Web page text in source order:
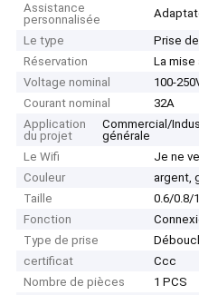
Assistance
personnalisée
Le type
Prise
Réservation
La mise
Voltage nominal
100-
Courant nominal
32A
Application
du projet
Commercial/
générale
Le Wifi
Je ne
Couleur
argent,
Taille
0.6/0.8/
Fonction
Type de prise
certificat
Ccc
Nombre de pièces
1 PCS